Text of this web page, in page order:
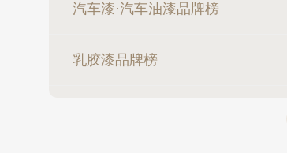
汽车漆·汽车油漆品牌榜
乳胶漆品牌榜